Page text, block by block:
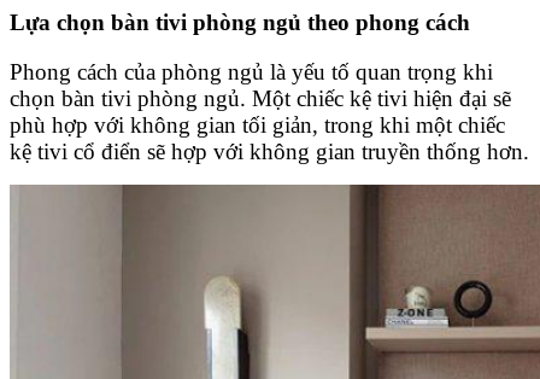
Lựa chọn bàn tivi phòng ngủ theo phong cách
Phong cách của phòng ngủ là yếu tố quan trọng khi
chọn bàn tivi phòng ngủ. Một chiếc kệ tivi hiện đại sẽ
phù hợp với không gian tối giản, trong khi một chiếc
kệ tivi cổ điển sẽ hợp với không gian truyền thống hơn.